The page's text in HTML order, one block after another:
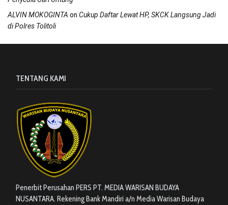
ALVIN MOKOGINTA on Cukup Daftar Lewat HP, SKCK Langsung Jadi
di Polres Tolitoli
TENTANG KAMI
Penerbit Perusahan PERS PT. MEDIA WARISAN BUDAYA
NUSANTARA. Rekening Bank Mandiri a/n Media Warisan Budaya